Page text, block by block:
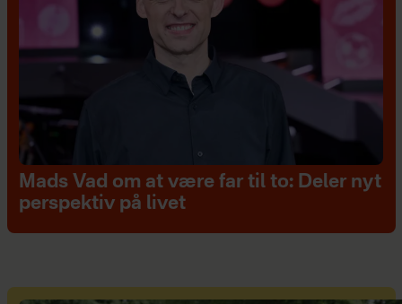
Mads Vad om at være far til to: Deler nyt
perspektiv på livet